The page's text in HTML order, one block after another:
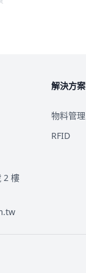
2 樓
解決方案
物料管理
RFID